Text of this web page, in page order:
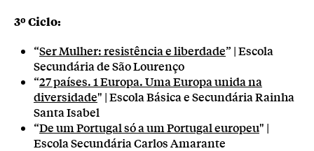
3º Ciclo:
“Ser Mulher: resistência e liberdade” | Escola
Secundária de São Lourenço
“27 países. 1 Europa. Uma Europa unida na
diversidade" | Escola Básica e Secundária Rainha
Santa Isabel
“De um Portugal só a um Portugal europeu" |
Escola Secundária Carlos Amarante